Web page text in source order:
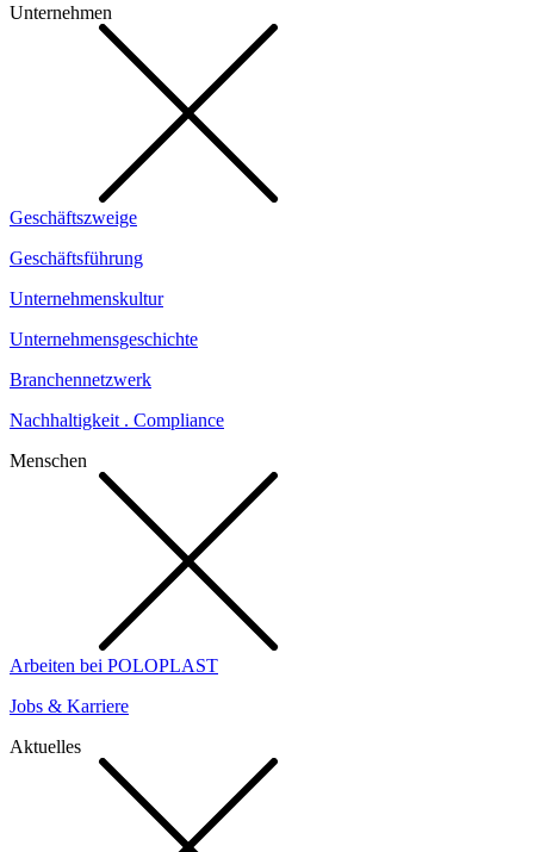
Unternehmen
Geschäftszweige
Geschäftsführung
Unternehmenskultur
Unternehmensgeschichte
Branchennetzwerk
Nachhaltigkeit . Compliance
Menschen
Arbeiten bei POLOPLAST
Jobs & Karriere
Aktuelles